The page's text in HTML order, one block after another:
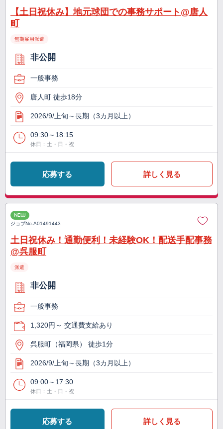
【土日祝休み】地元球団での事務サポート@唐人
町
無期雇用派遣
非公開
一般事務
唐人町 徒歩18分
2026/9/上旬～長期（3カ月以上）
09:30～18:15
休日：土・日・祝
応募する 詳しく見る
NEW
ジョブNo.A01491443
土日祝休み！通勤便利！未経験OK！配送手配事務
@呉服町
派遣
非公開
一般事務
1,320円～ 交通費支給あり
呉服町（福岡県） 徒歩1分
2026/9/上旬～長期（3カ月以上）
09:00～17:30
休日：土・日・祝
応募する 詳しく見る